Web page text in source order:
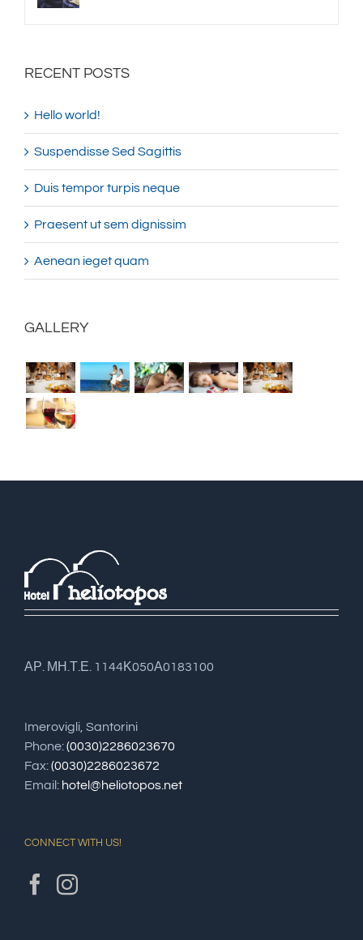
RECENT POSTS
Hello world!
Suspendisse Sed Sagittis
Duis tempor turpis neque
Praesent ut sem dignissim
Aenean ieget quam
GALLERY
ΑΡ. ΜΗ.Τ.Ε. 1144Κ050Α0183100
Imerovigli, Santorini
Phone:(0030)2286023670
Fax:(0030)2286023672
Email: hotel@heliotopos.net
CONNECT WITH US!